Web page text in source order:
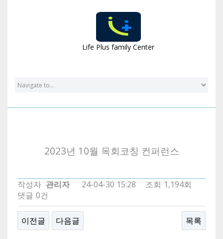
Life Plus family Center
2023년 10월 목회코칭 컨퍼런스
작성자 관리자 24-04-30 15:28 조회 1,194회
댓글 0건
이전글 다음글 목록